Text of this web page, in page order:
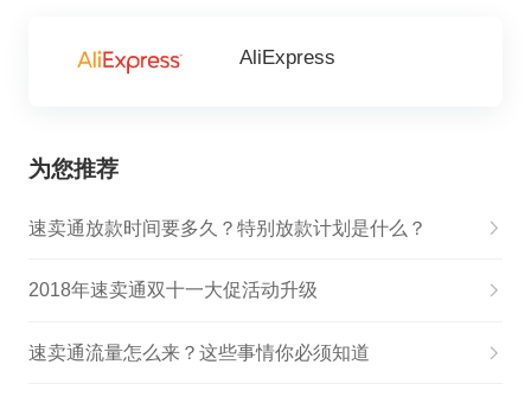
AliExpress
为您推荐
速卖通放款时间要多久？特别放款计划是什么？
2018年速卖通双十一大促活动升级
速卖通流量怎么来？这些事情你必须知道